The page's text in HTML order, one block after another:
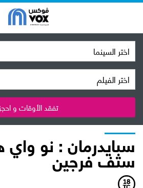
اختر السينما
اختر الفيلم
تفقد الأوقات و احجز
سبايدرمان : نو
ستف فرجين